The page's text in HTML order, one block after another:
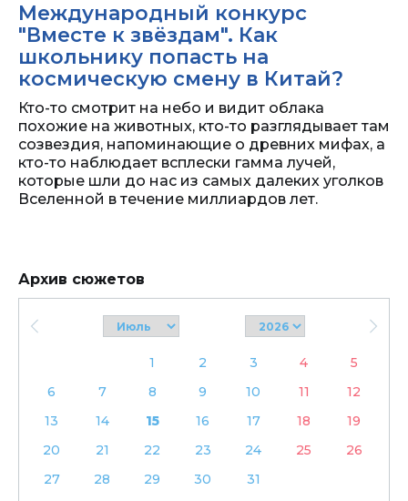
Международный конкурс
"Вместе к звёздам". Как
школьнику попасть на
космическую смену в Китай?
Кто-то смотрит на небо и видит облака
похожие на животных, кто-то разглядывает там
созвездия, напоминающие о древних мифах, а
кто-то наблюдает всплески гамма лучей,
которые шли до нас из самых далеких уголков
Вселенной в течение миллиардов лет.
Архив сюжетов
1 2 3 4
5
6
7 8 9 10 11
12
13
14 15 16 17 18
19
20
21 22 23 24 25
26
27
28 29 30 31